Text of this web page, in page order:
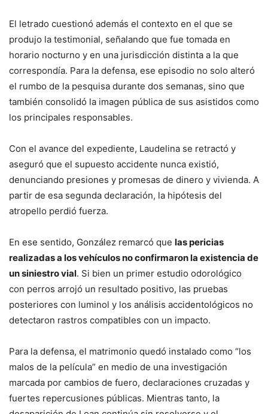
El letrado cuestionó además el contexto en el que se
produjo la testimonial, señalando que fue tomada en
horario nocturno y en una jurisdicción distinta a la que
correspondía. Para la defensa, ese episodio no solo alteró
el rumbo de la pesquisa durante dos semanas, sino que
también consolidó la imagen pública de sus asistidos como
los principales responsables.
Con el avance del expediente, Laudelina se retractó y
aseguró que el supuesto accidente nunca existió,
denunciando presiones y promesas de dinero y vivienda. A
partir de esa segunda declaración, la hipótesis del
atropello perdió fuerza.
En ese sentido, González remarcó que las pericias
realizadas a los vehículos no confirmaron la existencia de
un siniestro vial. Si bien un primer estudio odorológico
con perros arrojó un resultado positivo, las pruebas
posteriores con luminol y los análisis accidentológicos no
detectaron rastros compatibles con un impacto.
Para la defensa, el matrimonio quedó instalado como “los
malos de la película” en medio de una investigación
marcada por cambios de fuero, declaraciones cruzadas y
fuertes repercusiones públicas. Mientras tanto, la